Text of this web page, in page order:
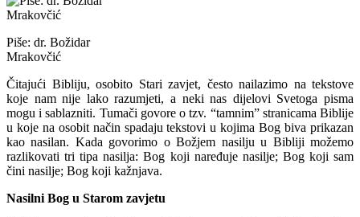
Piše: dr. Božidar
Mrakovčić
Čitajući Bibliju, osobito Stari zavjet, često nailazimo na tekstove
koje nam nije lako razumjeti, a neki nas dijelovi Svetoga pisma
mogu i sablazniti. Tumači govore o tzv. “tamnim” stranicama Biblije
u koje na osobit način spadaju tekstovi u kojima Bog biva prikazan
kao nasilan. Kada govorimo o Božjem nasilju u Bibliji možemo
razlikovati tri tipa nasilja: Bog koji naređuje nasilje; Bog koji sam
čini nasilje; Bog koji kažnjava.
Nasilni Bog u Starom zavjetu